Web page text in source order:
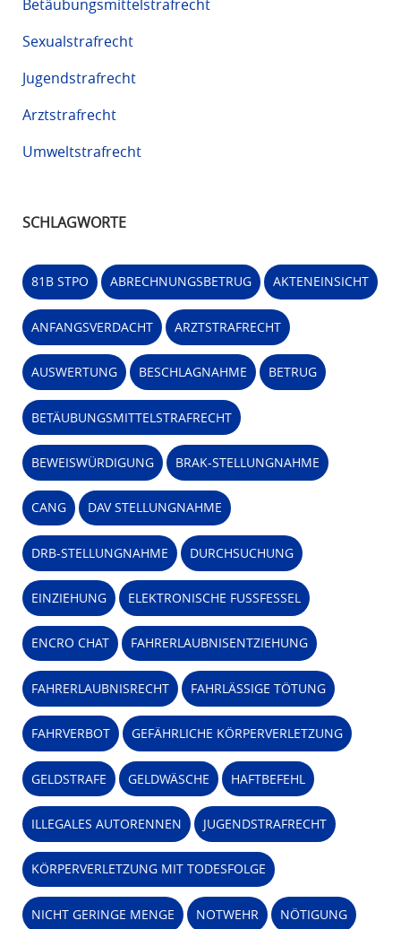
Betäubungsmittelstrafrecht
Sexualstrafrecht
Jugendstrafrecht
Arztstrafrecht
Umweltstrafrecht
SCHLAGWORTE
81B STPO ABRECHNUNGSBETRUG AKTENEINSICHT
ANFANGSVERDACHT ARZTSTRAFRECHT
AUSWERTUNG BESCHLAGNAHME BETRUG
BETÄUBUNGSMITTELSTRAFRECHT
BEWEISWÜRDIGUNG BRAK-STELLUNGNAHME
CANG DAV STELLUNGNAHME
DRB-STELLUNGNAHME DURCHSUCHUNG
EINZIEHUNG ELEKTRONISCHE FUSSFESSEL
ENCRO CHAT FAHRERLAUBNISENTZIEHUNG
FAHRERLAUBNISRECHT FAHRLÄSSIGE TÖTUNG
FAHRVERBOT GEFÄHRLICHE KÖRPERVERLETZUNG
GELDSTRAFE GELDWÄSCHE HAFTBEFEHL
ILLEGALES AUTORENNEN JUGENDSTRAFRECHT
KÖRPERVERLETZUNG MIT TODESFOLGE
NICHT GERINGE MENGE NOTWEHR NÖTIGUNG